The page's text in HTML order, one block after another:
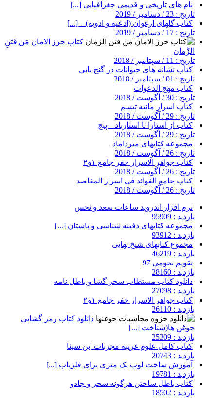
نام های تاریخی و قدیمی جغرافیایی [...]
تاریخ : 23 / دسامبر / 2019
کتاب گلهای ارغوان (ادعیه و ادویه) – [...]
تاریخ : 17 / دسامبر / 2019
کتاب حرز الامان مَن فَتَنِ
الزَّمان
تاریخ : 11 / سپتامبر / 2018
کتاب نشانه های حیوانات در گنج یابی
تاریخ : 01 / سپتامبر / 2018
کتاب مهج الدعوات
تاریخ : 30 / آگوست / 2018
کتاب اسرار مانیه تیسم
تاریخ : 29 / آگوست / 2018
کتاب از آستارا تا استارباد – پنج
تاریخ : 29 / آگوست / 2018
مجموعه کتابهای میرداماد
تاریخ : 26 / آگوست / 2018
کتاب جواهر الاسرار جفر جامع ۱و۲
تاریخ : 26 / آگوست / 2018
کتاب جامع الفوائد فی اسرار المقاصد
تاریخ : 26 / آگوست / 2018
نرم افزار اندروید ساعات سعد و نحس
بازدید : 95909
مجموعه کتابهای دفینه شناسی و باستان [...]
بازدید : 93912
مجموع کتابهای شیخ بهایی
بازدید : 46219
تقویم نجومی 97
بازدید : 28160
دانلود کتاب مستطاب سحر گشا و باطل نامه
بازدید : 27098
کتاب جواهر الاسرار جفر جامع ۱و۲
بازدید : 26110
دانلود کتاب رمز گشایی
جوغن ها(شناخت [...]
بازدید : 25309
کتاب کامل علوم غریبه مجربات ابن سینا
بازدید : 20743
آموزش ساخت لوپ یک متری برای فلزیاب [...]
بازدید : 19781
کتاب باطل ساختن هرگونه سحر و جادو
بازدید : 18502